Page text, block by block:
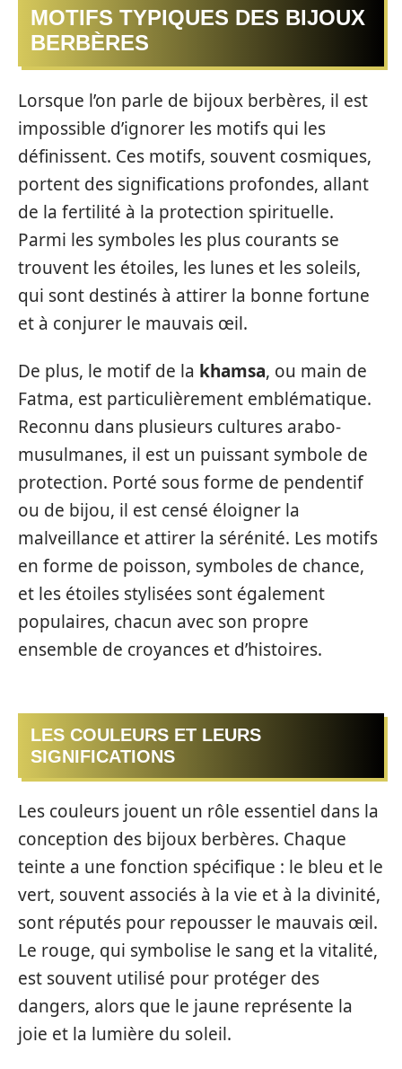
MOTIFS TYPIQUES DES BIJOUX
BERBÈRES
Lorsque l’on parle de bijoux berbères, il est
impossible d’ignorer les motifs qui les
définissent. Ces motifs, souvent cosmiques,
portent des significations profondes, allant
de la fertilité à la protection spirituelle.
Parmi les symboles les plus courants se
trouvent les étoiles, les lunes et les soleils,
qui sont destinés à attirer la bonne fortune
et à conjurer le mauvais œil.
De plus, le motif de la khamsa, ou main de
Fatma, est particulièrement emblématique.
Reconnu dans plusieurs cultures arabo-
musulmanes, il est un puissant symbole de
protection. Porté sous forme de pendentif
ou de bijou, il est censé éloigner la
malveillance et attirer la sérénité. Les motifs
en forme de poisson, symboles de chance,
et les étoiles stylisées sont également
populaires, chacun avec son propre
ensemble de croyances et d’histoires.
LES COULEURS ET LEURS
SIGNIFICATIONS
Les couleurs jouent un rôle essentiel dans la
conception des bijoux berbères. Chaque
teinte a une fonction spécifique : le bleu et le
vert, souvent associés à la vie et à la divinité,
sont réputés pour repousser le mauvais œil.
Le rouge, qui symbolise le sang et la vitalité,
est souvent utilisé pour protéger des
dangers, alors que le jaune représente la
joie et la lumière du soleil.